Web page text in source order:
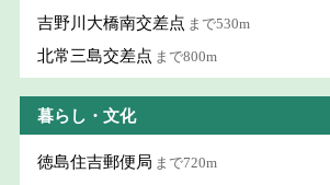
吉野川大橋南交差点 まで530m
北常三島交差点 まで800m
暮らし・文化
徳島住吉郵便局 まで720m